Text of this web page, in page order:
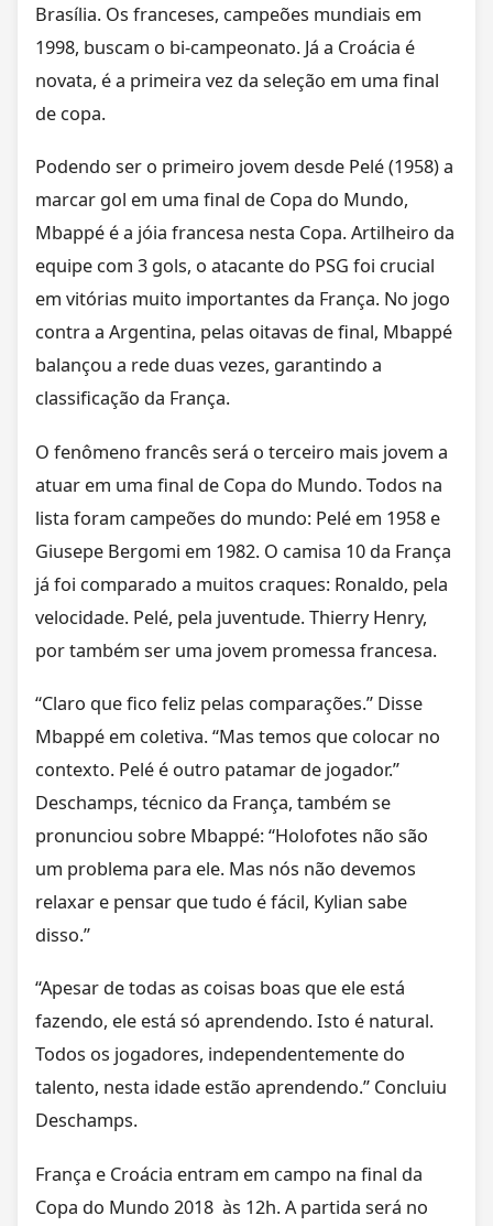
Brasília. Os franceses, campeões mundiais em
1998, buscam o bi-campeonato. Já a Croácia é
novata, é a primeira vez da seleção em uma final
de copa.
Podendo ser o primeiro jovem desde Pelé (1958) a
marcar gol em uma final de Copa do Mundo,
Mbappé é a jóia francesa nesta Copa. Artilheiro da
equipe com 3 gols, o atacante do PSG foi crucial
em vitórias muito importantes da França. No jogo
contra a Argentina, pelas oitavas de final, Mbappé
balançou a rede duas vezes, garantindo a
classificação da França.
O fenômeno francês será o terceiro mais jovem a
atuar em uma final de Copa do Mundo. Todos na
lista foram campeões do mundo: Pelé em 1958 e
Giusepe Bergomi em 1982. O camisa 10 da França
já foi comparado a muitos craques: Ronaldo, pela
velocidade. Pelé, pela juventude. Thierry Henry,
por também ser uma jovem promessa francesa.
“Claro que fico feliz pelas comparações.” Disse
Mbappé em coletiva. “Mas temos que colocar no
contexto. Pelé é outro patamar de jogador.”
Deschamps, técnico da França, também se
pronunciou sobre Mbappé: “Holofotes não são
um problema para ele. Mas nós não devemos
relaxar e pensar que tudo é fácil, Kylian sabe
disso.”
“Apesar de todas as coisas boas que ele está
fazendo, ele está só aprendendo. Isto é natural.
Todos os jogadores, independentemente do
talento, nesta idade estão aprendendo.” Concluiu
Deschamps.
França e Croácia entram em campo na final da
Copa do Mundo 2018 às 12h. A partida será no